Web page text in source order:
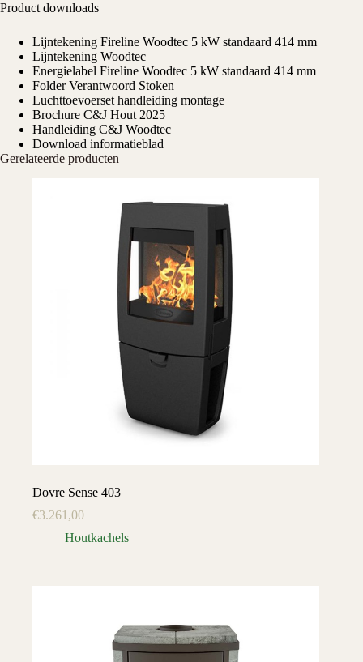
Product downloads
Lijntekening Fireline Woodtec 5 kW standaard 414 mm
Lijntekening Woodtec
Energielabel Fireline Woodtec 5 kW standaard 414 mm
Folder Verantwoord Stoken
Luchttoevoerset handleiding montage
Brochure C&J Hout 2025
Handleiding C&J Woodtec
Download informatieblad
Gerelateerde producten
Dovre Sense 403
€3.261,00
Houtkachels